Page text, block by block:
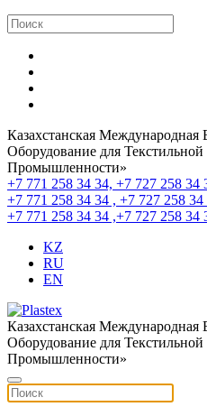
Казахстанская Международная
Оборудование для
Промышленности»
+7 771 258 34 34, +7 727 258 34
+7 771 258 34 34 , +7 727 258 34
+7 771 258 34 34 ,+7 727 258 34
KZ
RU
EN
Казахстанская Международная
Оборудование для
Промышленности»